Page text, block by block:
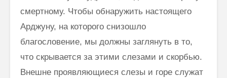
смертному. Чтобы обнаружить настоящего
Арджуну, на которого снизошло
благословение, мы должны заглянуть в то,
что скрывается за этими слезами и скорбью.
Внешне проявляющиеся слезы и горе служат